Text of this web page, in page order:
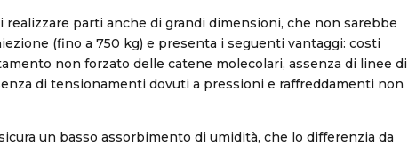
parti anche di grandi dimensioni, che non sarebbe
(fino a 750 kg) e presenta i seguenti vantaggi: costi
non forzato delle catene molecolari, assenza di linee di
di tensionamenti dovuti a pressioni e raffreddamenti non
un basso assorbimento di umidità, che lo differenzia da